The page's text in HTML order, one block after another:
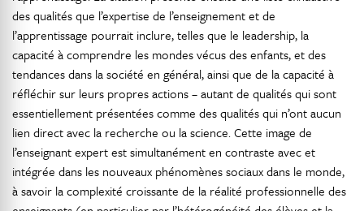
des qualités que l’expertise de l’enseignement et de
l’apprentissage pourrait inclure, telles que le leadership, la
capacité à comprendre les mondes vécus des enfants, et des
tendances dans la société en général, ainsi que de la capacité à
réfléchir sur leurs propres actions – autant de qualités qui sont
essentiellement présentées comme des qualités qui n’ont aucun
lien direct avec la recherche ou la science. Cette image de
l’enseignant expert est simultanément en contraste avec et
intégrée dans les nouveaux phénomènes sociaux dans le monde,
à savoir la complexité croissante de la réalité professionnelle des